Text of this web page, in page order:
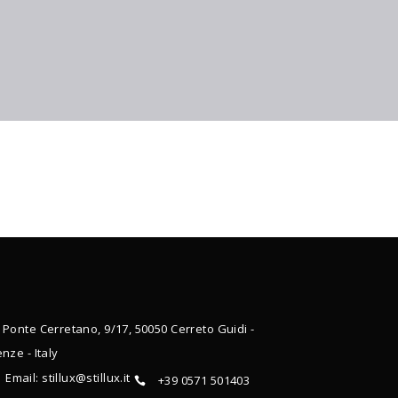
Ponte Cerretano, 9/17, 50050 Cerreto Guidi -
- Italy
Email: stillux@stillux.it
+39 0571 501403